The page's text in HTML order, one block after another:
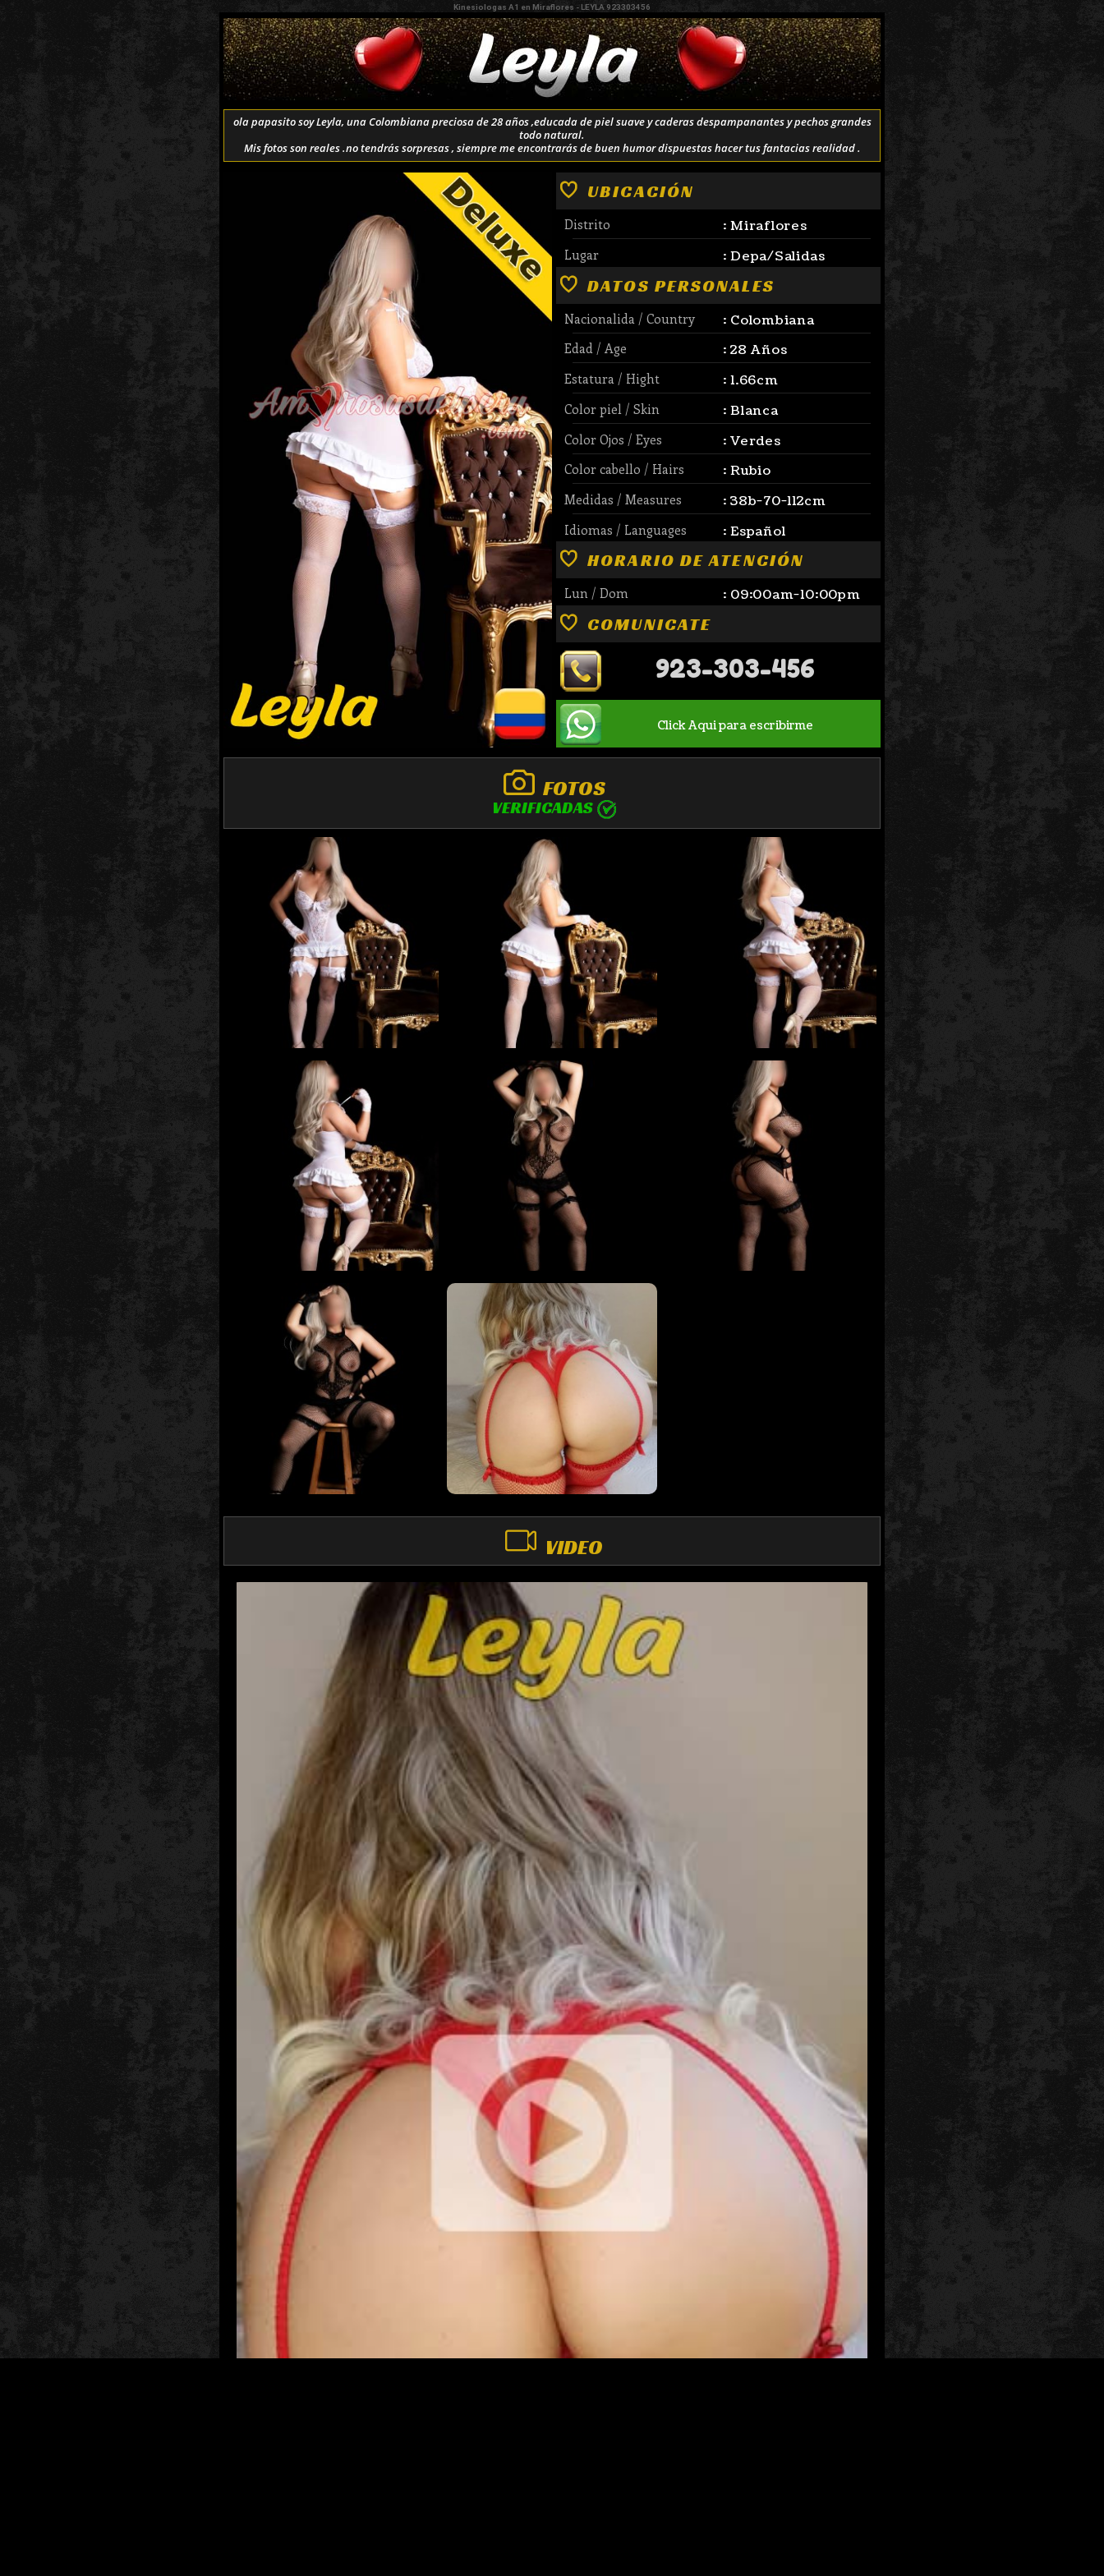
Kinesiologas A1 en Miraflores - LEYLA 923303456
ola papasito soy Leyla, una Colombiana preciosa de 28 años ,educada de piel suave y caderas despampanantes y pechos grandes
todo natural.
Mis fotos son reales .no tendrás sorpresas , siempre me encontrarás de buen humor dispuestas hacer tus fantacias realidad .
UBICACIÓN
Distrito : Miraflores
Lugar : Depa/Salidas
DATOS PERSONALES
Nacionalida / Country : Colombiana
Edad / Age : 28 Años
Estatura / Hight : 1.66cm
Color piel / Skin : Blanca
Color Ojos / Eyes : Verdes
Color cabello / Hairs : Rubio
Medidas / Measures : 38b-70-112cm
Idiomas / Languages : Español
HORARIO DE ATENCIÓN
Lun / Dom : 09:00am-10:00pm
COMUNICATE
923-303-456
Click Aqui para escribirme
FOTOS
VERIFICADAS
VIDEO